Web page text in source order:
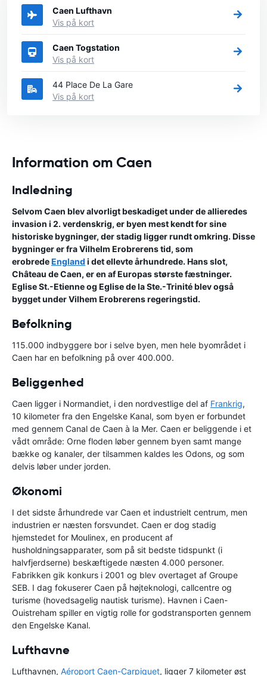
Caen Lufthavn
Vis på kort
Caen Togstation
Vis på kort
44 Place De La Gare
Vis på kort
Information om Caen
Indledning
Selvom Caen blev alvorligt beskadiget under de allieredes
invasion i 2. verdenskrig, er byen mest kendt for sine
historiske bygninger, der stadig ligger rundt omkring. Disse
bygninger er fra Vilhelm Erobrerens tid, som
erobredeEngland i det ellevte århundrede. Hans slot,
Château de Caen, er en af Europas største fæstninger.
Eglise St.-Etienne og Eglise de la Ste.-Trinité blev også
bygget under Vilhem Erobrerens regeringstid.
Befolkning
115.000 indbyggere bor i selve byen, men hele byområdet i
Caen har en befolkning på over 400.000.
Beliggenhed
Caen ligger i Normandiet, i den nordvestlige del af Frankrig,
10 kilometer fra den Engelske Kanal, som byen er forbundet
med gennem Canal de Caen à la Mer. Caen er beliggende i et
vådt område: Orne floden løber gennem byen samt mange
bække og kanaler, der tilsammen kaldes les Odons, og som
delvis løber under jorden.
Økonomi
I det sidste århundrede var Caen et industrielt centrum, men
industrien er næsten forsvundet. Caen er dog stadig
hjemstedet for Moulinex, en producent af
husholdningsapparater, som på sit bedste tidspunkt (i
halvfjerdserne) beskæftigede næsten 4.000 personer.
Fabrikken gik konkurs i 2001 og blev overtaget af Groupe
SEB. I dag fokuserer Caen på højteknologi, callcentre og
turisme (hovedsagelig nautisk turisme). Havnen i Caen-
Ouistreham spiller en vigtig rolle for godstransporten gennem
den Engelske Kanal.
Lufthavne
Lufthavnen, Aéroport Caen-Carpiquet, ligger 7 kilometer øst